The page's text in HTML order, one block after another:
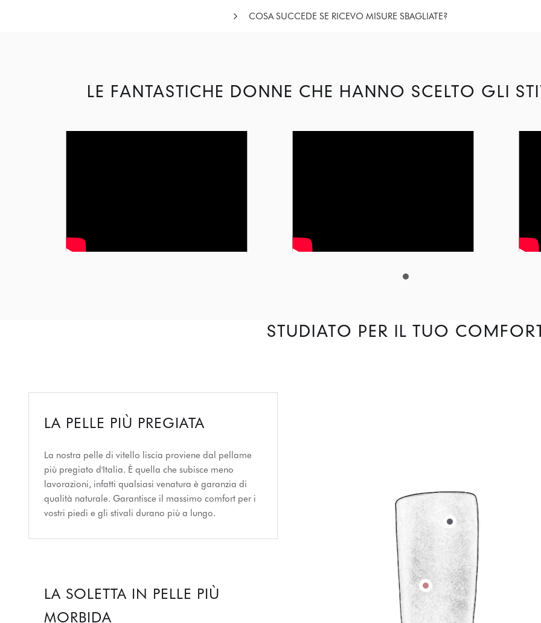
COSA SUCCEDE SE RICEVO MISURE SBAGLIATE?
LE FANTASTICHE DONNE CHE HANNO SCELTO GLI
STUDIATO PER IL TUO
LA PELLE PIÙ PREGIATA
La nostra pelle di vitello liscia proviene dal pellame
più pregiato d'Italia. È quella che subisce meno
lavorazioni, infatti qualsiasi venatura è garanzia di
qualità naturale. Garantisce il massimo comfort per i
vostri piedi e gli stivali durano più a lungo.
LA SOLETTA IN PELLE PIÙ
MORBIDA